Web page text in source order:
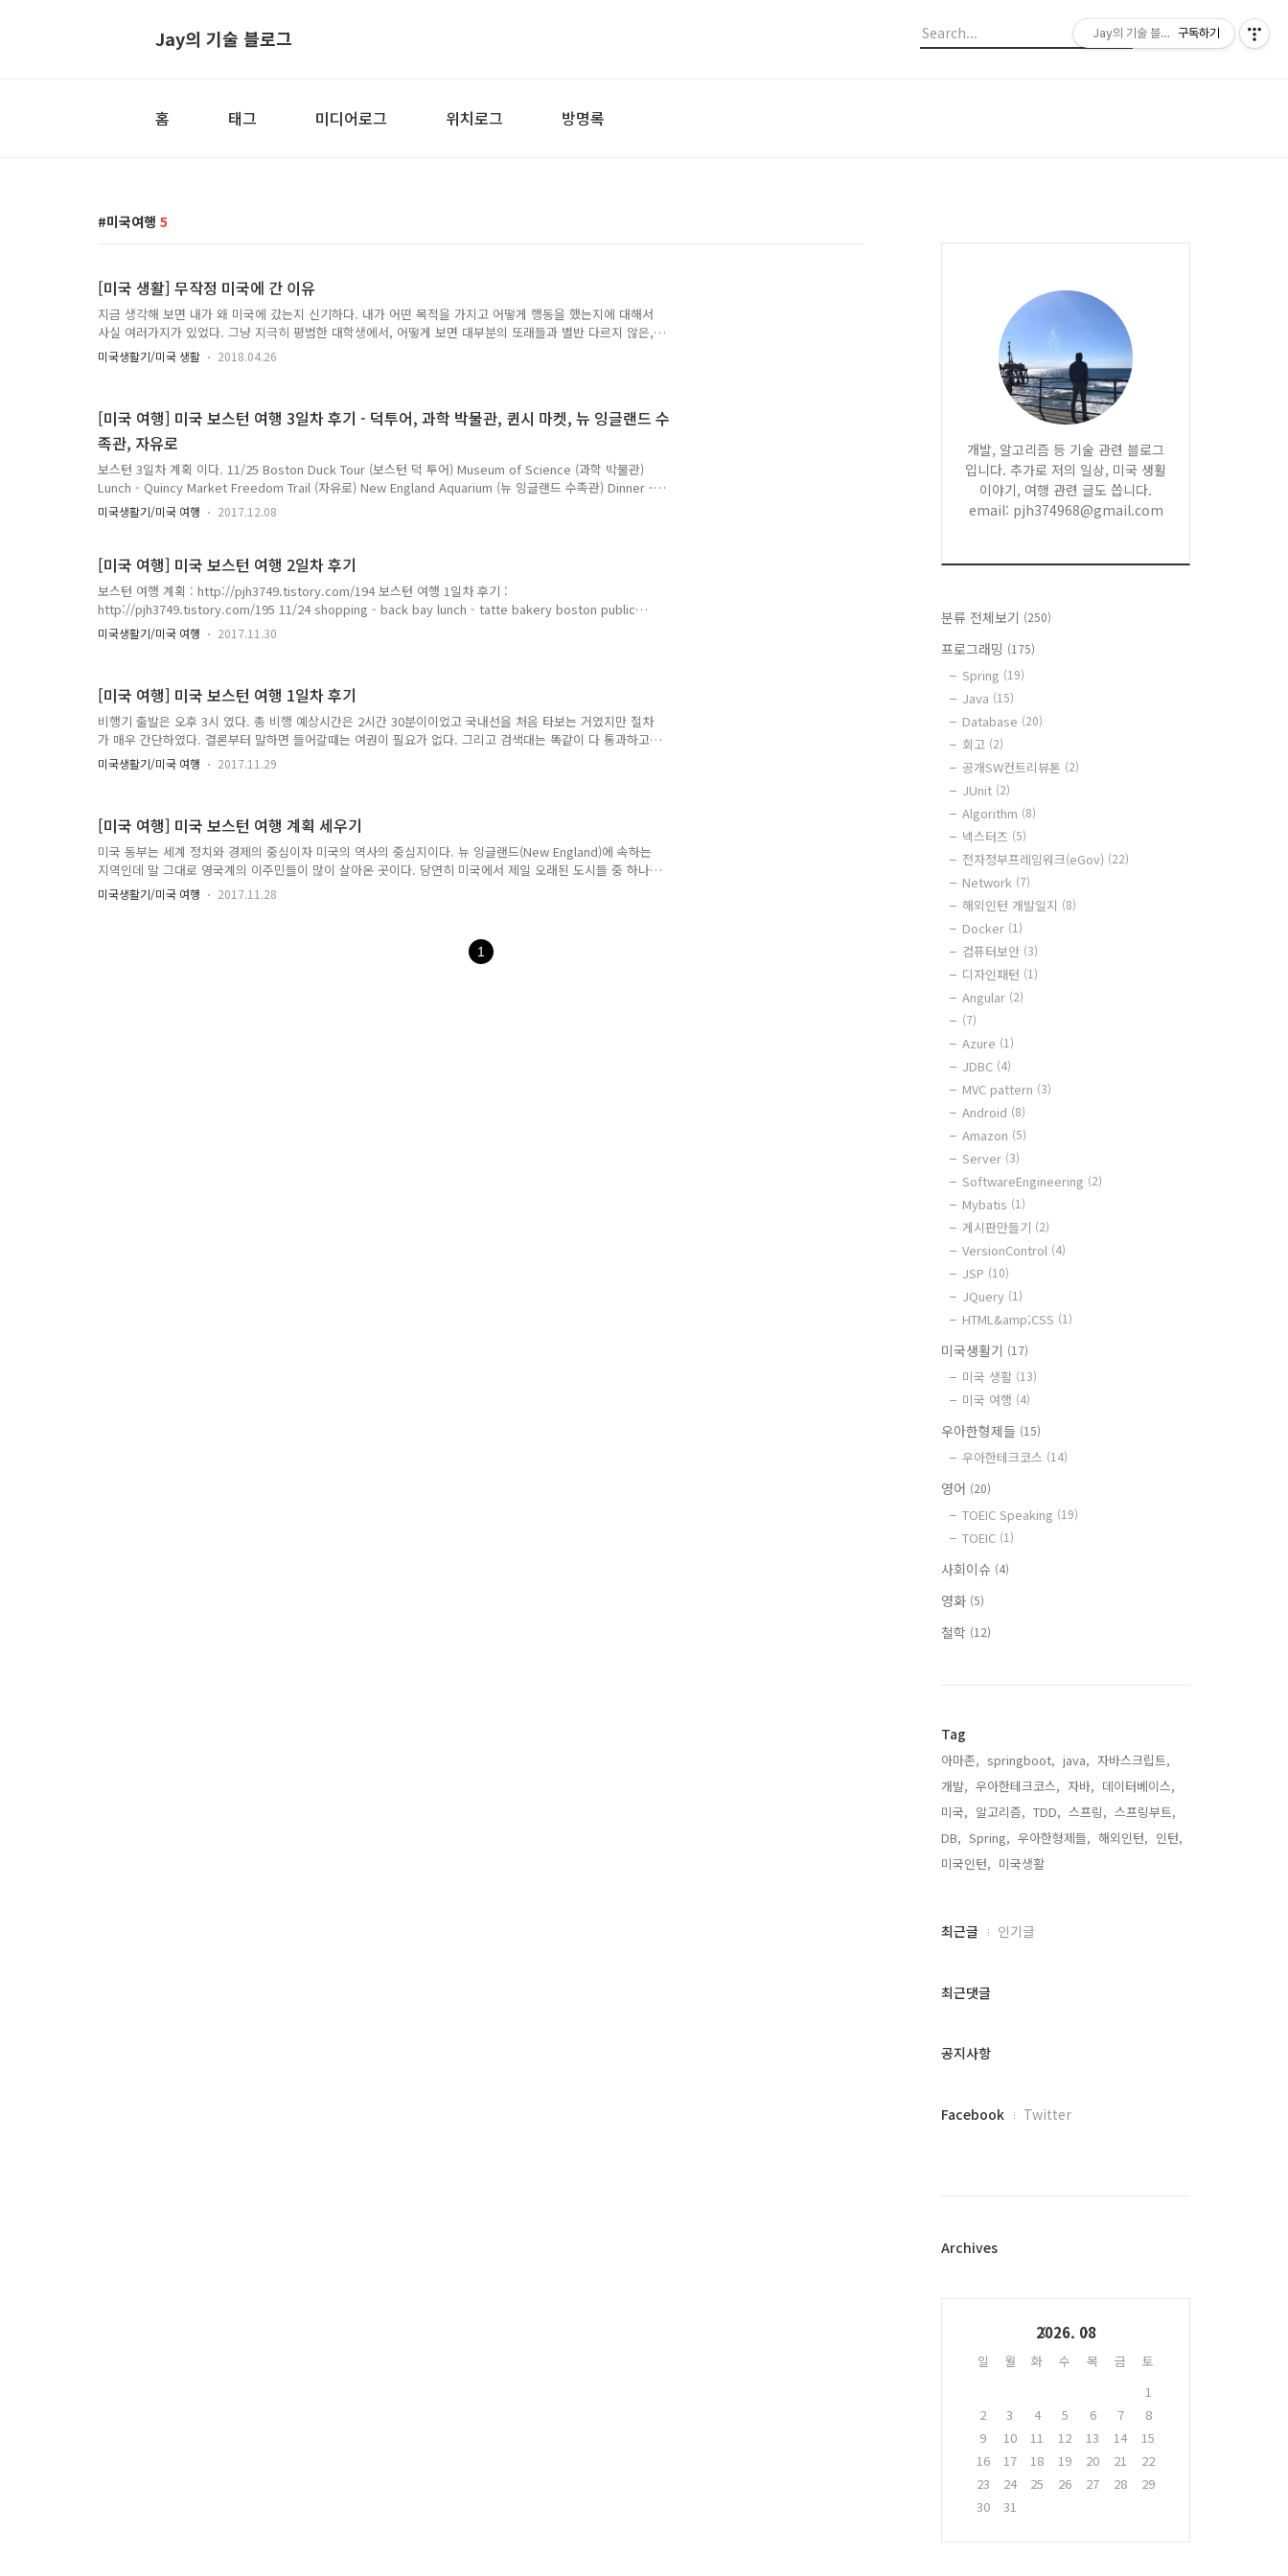
Jay의 기술 블로그
홈 태그 미디어로그 위치로그 방명록
미국여행 5
[미국 생활] 무작정 미국에 간 이유
지금 생각해 보면 내가 왜 미국에 갔는지 신기하다. 내가 어떤 목적을 가지고 어떻게 행동을 했는지에 대해서
사실 여러가지가 있었다. 그냥 지극히 평범한 대학생에서, 어떻게 보면 대부분의 또래들과 별반 다르지 않은,
갑자기 한 순간의 결정으로 비행기를 타버렸다. 사실은 마음먹고 가기까지 수 개월이 걸리긴 했다. 직장 인터
뷰와 비자 등등 말이다. 무서웠다. 아니 왜 멀쩡히 잘 다니고 있던 학교를 때려치고, 친구도 없고 연고도 없는
행은 주관적이지만, 50여개의 주가 각기 다른 특성을 가지고..
미국생활기/미국 생활 2018.04.26
[미국 여행] 미국 보스턴 여행 3일차 후기 - 덕투어, 과학 박물관, 퀸시 마켓, 뉴 잉글랜드 수
족관, 자유로
보스턴 3일차 계획 이다. 11/25 Boston Duck Tour (보스턴 덕 투어) Museum of Science (과학 박물관)
Lunch - Quincy Market Freedom Trail (자유로) New England Aquarium (뉴 잉글랜드 수족관) Dinner -
Union Oyster House 1번이 Prudential Center (출발지) 이다. 여기서 덕투어를 돌고 2번 과학 박물관에서
투어를 하고 3번 퀸시 마켓으로 가서 점심을 먹는다. 그리고 4번 뉴 잉글랜드 수족관에 갔다가 5번 유니언 오
쪽을 하루에 다 돌아야 다음날 또 가는 일이 없고 교통비가 제일 안..
미국생활기/미국 여행 2017.12.08
[미국 여행] 미국 보스턴 여행 2일차 후기
보스턴 여행 계획 : http://pjh3749.tistory.com/194 보스턴 여행 1일차 후기 :
http://pjh3749.tistory.com/195 11/24 shopping - back bay lunch - tatte bakery boston public
garden musuem of fine arts dinner 2일차 계획 표이다. 내가 만든 지도 안에서 보여지는 2일차 루트에 해
당하는 핀들이다. 1번이 쇼핑거리이고 2번이 퍼블릭 가든, 3번이 보스턴 미술관의 위치이다. 블랙 프라이데이
미국생활기/미국 여행 2017.11.30
[미국 여행] 미국 보스턴 여행 1일차 후기
비행기 출발은 오후 3시 였다. 총 비행 예상시간은 2시간 30분이이었고 국내선을 처음 타보는 거였지만 절차
가 매우 간단하였다. 결론부터 말하면 들어갈때는 여권이 필요가 없다. 그리고 검색대는 똑같이 다 통과하고
비행기가 착륙하고 나갈 때는 진짜 그냥 나간다. 출구에 아무도 서있지 않다. 그냥 걸어서 나가면 된다. 일단
공항 근처 예약한 주차장에 주차를 하였다. 원래는 outdoor (실외) 주차장을 예약했지만 만차가 되어
츠카들이 일렬로 늘어서 있었다. 이게 예약한 내역을 프린트해서 가면 ..
미국생활기/미국 여행 2017.11.29
[미국 여행] 미국 보스턴 여행 계획 세우기
미국 동부는 세계 정치와 경제의 중심이자 미국의 역사의 중심지이다. 뉴 잉글랜드(New England)에 속하는
지역인데 말 그대로 영국계의 이주민들이 많이 살아온 곳이다. 당연히 미국에서 제일 오래된 도시들 중 하나
이며 그들 중에 수도라고도 불린다. 미국 최초로 지하철이 생긴 곳이기도 하며 고등교육의 중심지이다. 우리
는 박물관 같은 시각적 매체를 보는 것을 좋아한다. 보스턴에는 많은 박물관들이 있고 볼거리들이 많다. 여행
않은 지출을 막을 수 있다. 너무 가고 싶었던 도시라서 한참 전부터 계획을 세우고 그에 맞는 돈을 서로 조금
미국생활기/미국 여행 2017.11.28
1
개발, 알고리즘 등 기술 관련 블로그
입니다. 추가로 저의 일상, 미국 생활
이야기, 여행 관련 글도 씁니다.
email: pjh374968@gmail.com
분류 전체보기 (250)
프로그래밍 (175)
Spring (19)
Java (15)
Database (20)
회고 (2)
공개SW컨트리뷰톤 (2)
JUnit (2)
Algorithm (8)
넥스터즈 (5)
전자정부프레임워크(eGov) (22)
Network (7)
해외인턴 개발일지 (8)
Docker (1)
컴퓨터보안 (3)
디자인패턴 (1)
Angular (2)
(7)
Azure (1)
JDBC (4)
MVC pattern (3)
Android (8)
Amazon (5)
Server (3)
SoftwareEngineering (2)
Mybatis (1)
게시판만들기 (2)
VersionControl (4)
JSP (10)
JQuery (1)
HTML&amp;CSS (1)
미국생활기 (17)
미국 생활 (13)
미국 여행 (4)
우아한형제들 (15)
우아한테크코스 (14)
영어 (20)
TOEIC Speaking (19)
TOEIC (1)
사회이슈 (4)
영화 (5)
철학 (12)
Tag
아마존, springboot, java, 자바스크립트,
개발, 우아한테크코스, 자바, 데이터베이스,
미국, 알고리즘, TDD, 스프링, 스프링부트,
DB, Spring, 우아한형제들, 해외인턴, 인턴,
미국인턴, 미국생활,
최
과
글
최근글 인기글
최근댓글
공지사항
페
플
Facebook Twitter
Archives
2026. 08
일 월 화 수 목 금
토
1
2
3 4 5 6 7
8
9
10 11 12 13 14
15
16
17 18 19 20 21
22
23
24 25 26 27 28
29
30
31
Jay의 기술 블로그구독하기